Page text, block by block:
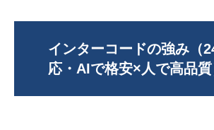
インターコードの強み（
応・AIで格安×人で高品質